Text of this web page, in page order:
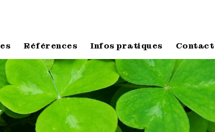
Références Infos pratiques Contact